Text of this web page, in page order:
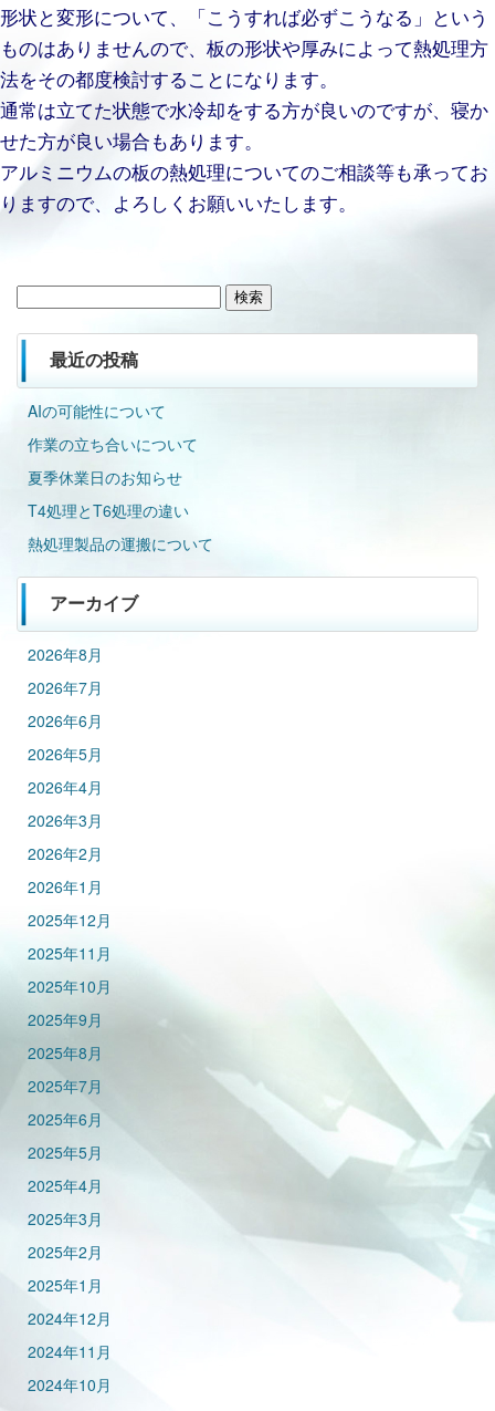
形状と変形について、「こうすれば必ずこうなる」という
ものはありませんので、板の形状や厚みによって熱処理方
法をその都度検討することになります。
通常は立てた状態で水冷却をする方が良いのですが、寝か
せた方が良い場合もあります。
アルミニウムの板の熱処理についてのご相談等も承ってお
りますので、よろしくお願いいたします。
最近の投稿
AIの可能性について
作業の立ち合いについて
夏季休業日のお知らせ
T4処理とT6処理の違い
熱処理製品の運搬について
アーカイブ
2026年8月
2026年7月
2026年6月
2026年5月
2026年4月
2026年3月
2026年2月
2026年1月
2025年12月
2025年11月
2025年10月
2025年9月
2025年8月
2025年7月
2025年6月
2025年5月
2025年4月
2025年3月
2025年2月
2025年1月
2024年12月
2024年11月
2024年10月